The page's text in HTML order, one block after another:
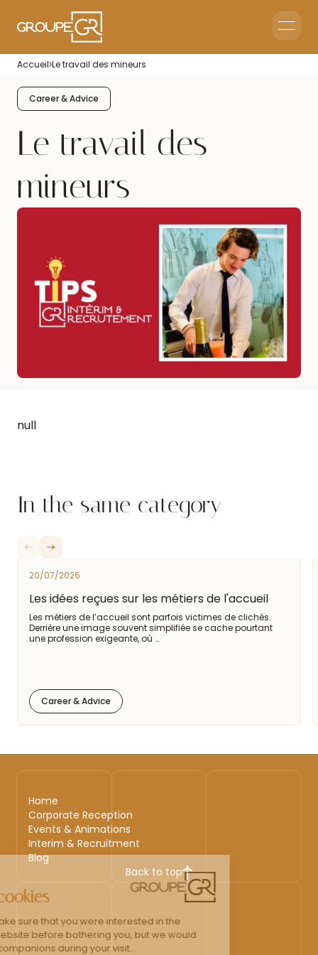
Home
Accueil Le travail des mineurs
Career & Advice
Le travail des
mineurs
null
In the same category
20/07/2026
Les idées reçues sur les métiers de l'accueil
Les métiers de l’accueil sont parfois victimes de clichés.
Derrière une image souvent simplifiée se cache pourtant
une profession exigeante, où …
Career & Advice
Home
Corporate Reception
Events & Animations
Interim & Recruitment
Blog
Back to top